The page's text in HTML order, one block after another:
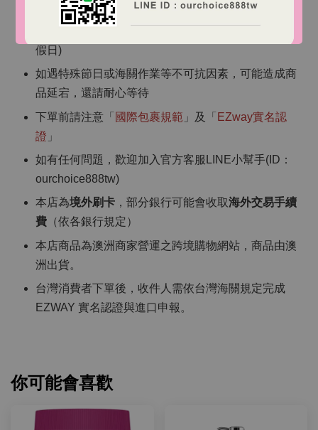
商品皆為澳洲直寄，訂單確認後將無法取消
假日)
如遇特殊節日或海關作業等不可抗因素，可能造成商
品延宕，還請耐心等待
下單前請注意「 國際包裹規範 」及「 EZway實名認
證 」
如有任何問題，歡迎加入官方客服LINE小幫手(ID：
ourchoice888tw)
本店為境外刷卡 ，部分銀行可能會收取海外交易手續
費 （依各銀行規定）
本店商品為澳洲商家營運之跨境購物網站，商品由澳
洲出貨。
台灣消費者下單後，收件人需依台灣海關規定完成
EZWAY 實名認證與進口申報。
你可能會喜歡